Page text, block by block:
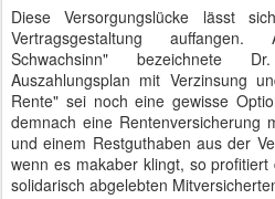
Diese Versorgungslücke lässt
Vertragsgestaltung auffangen.
Schwachsinn" bezeichnete
Auszahlungsplan mit Verzinsung
Rente" sei noch eine gewisse
demnach eine Rentenversicherung
und einem Restguthaben aus der
wenn es makaber klingt, so
solidarisch abgelebten